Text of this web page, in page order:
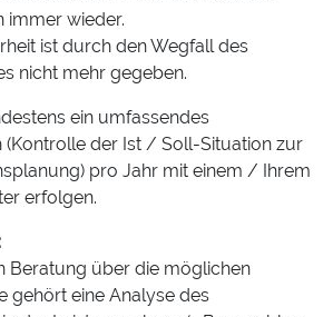
immer wieder.
ist durch den Wegfall des
nicht mehr gegeben.
ein umfassendes
(Kontrolle der Ist / Soll-Situation zur
pro Jahr mit einem / Ihrem
erfolgen.
Beratung über die möglichen
gehört eine Analyse des